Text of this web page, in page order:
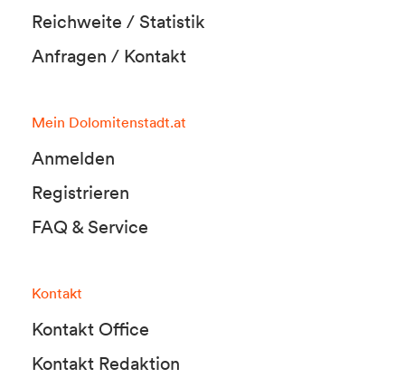
Reichweite / Statistik
Anfragen / Kontakt
Mein Dolomitenstadt.at
Anmelden
Registrieren
FAQ & Service
Kontakt
Kontakt Office
Kontakt Redaktion